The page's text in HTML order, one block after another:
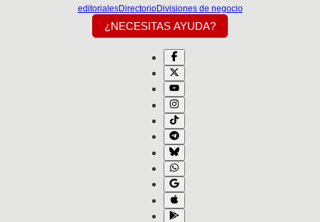
editorialesDirectorioDivisiones de negocio
¿NECESITAS AYUDA?